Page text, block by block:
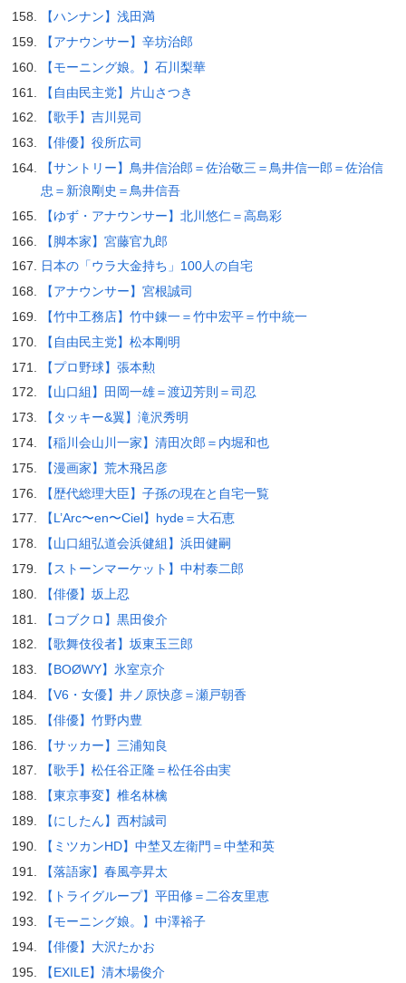
【ハンナン】浅田満
【アナウンサー】辛坊治郎
【モーニング娘。】石川梨華
【自由民主党】片山さつき
【歌手】吉川晃司
【俳優】役所広司
【サントリー】鳥井信治郎＝佐治敬三＝鳥井信一郎＝佐治信
忠＝新浪剛史＝鳥井信吾
【ゆず・アナウンサー】北川悠仁＝高島彩
【脚本家】宮藤官九郎
日本の「ウラ大金持ち」100人の自宅
【アナウンサー】宮根誠司
【竹中工務店】竹中錬一＝竹中宏平＝竹中統一
【自由民主党】松本剛明
【プロ野球】張本勲
【山口組】田岡一雄＝渡辺芳則＝司忍
【タッキー&翼】滝沢秀明
【稲川会山川一家】清田次郎＝内堀和也
【漫画家】荒木飛呂彦
【歴代総理大臣】子孫の現在と自宅一覧
【L’Arc〜en〜Ciel】hyde＝大石恵
【山口組弘道会浜健組】浜田健嗣
【ストーンマーケット】中村泰二郎
【俳優】坂上忍
【コブクロ】黒田俊介
【歌舞伎役者】坂東玉三郎
【BOØWY】氷室京介
【V6・女優】井ノ原快彦＝瀬戸朝香
【俳優】竹野内豊
【サッカー】三浦知良
【歌手】松任谷正隆＝松任谷由実
【東京事変】椎名林檎
【にしたん】西村誠司
【ミツカンHD】中埜又左衛門＝中埜和英
【落語家】春風亭昇太
【トライグループ】平田修＝二谷友里恵
【モーニング娘。】中澤裕子
【俳優】大沢たかお
【EXILE】清木場俊介